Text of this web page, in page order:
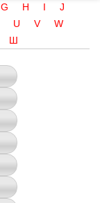
G H I
J
U V
W
Ш